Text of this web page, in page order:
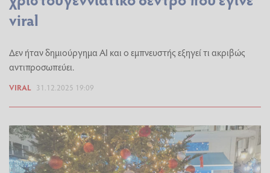
viral
Δεν ήταν δημιούργημα ΑΙ και ο εμπνευστής εξηγεί τι ακριβώς
αντιπροσωπεύει.
VIRAL 31.12.2025 19:09